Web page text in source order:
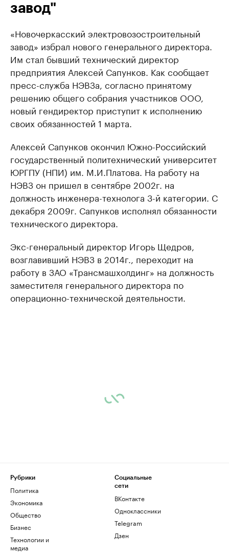
завод"
«Новочеркасский электровозостроительный
завод» избрал нового генерального директора.
Им стал бывший технический директор
предприятия ​Алексей Сапунков. Как сообщает
пресс-служба НЭВЗа, согласно принятому
решению общего собрания участников ООО,
новый гендиректор приступит к исполнению
своих обязанностей 1 марта.
Алексей Сапунков окончил Южно-Российский
государственный политехнический университет
ЮРГПУ (НПИ) им. М.И.Платова. На работу на
НЭВЗ он пришел в сентябре 2002г. на
должность инженера-технолога 3-й категории. С
декабря 2009г. Сапунков исполнял обязанности
технического директора.
Экс-генеральный директор Игорь Щедров,
возглавивший НЭВЗ в 2014г., переходит на
работу в ЗАО «Трансмашхолдинг» на должность
заместителя генерального директора по
операционно-технической деятельности.
Рубрики
Политика
Экономика
Общество
Бизнес
Технологии и
медиа
Социальные
сети
ВКонтакте
Одноклассники
Telegram
Дзен